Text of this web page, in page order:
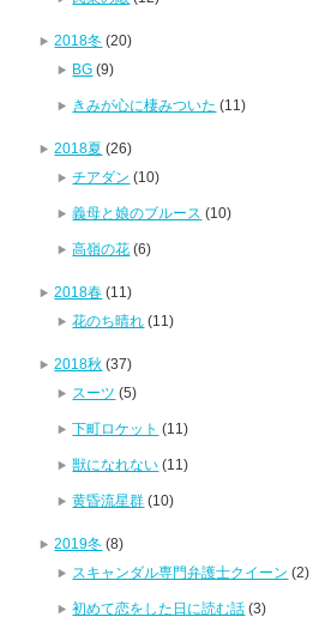
2018冬 (20)
BG (9)
きみが心に棲みついた (11)
2018夏 (26)
チアダン (10)
義母と娘のブルース (10)
高嶺の花 (6)
2018春 (11)
花のち晴れ (11)
2018秋 (37)
スーツ (5)
下町ロケット (11)
獣になれない (11)
黄昏流星群 (10)
2019冬 (8)
スキャンダル専門弁護士クイーン (2)
初めて恋をした日に読む話 (3)